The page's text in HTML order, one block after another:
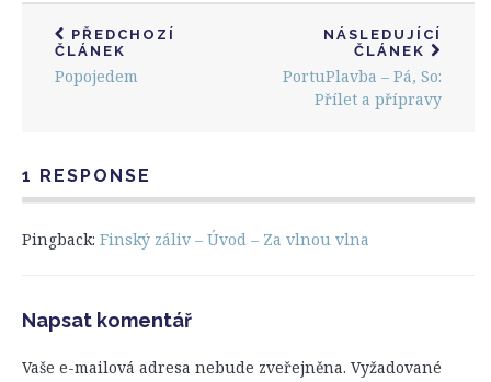
PŘEDCHOZÍ
ČLÁNEK
Popojedem
NÁSLEDUJÍCÍ
ČLÁNEK
PortuPlavba – Pá, So:
Přílet a přípravy
1 RESPONSE
Pingback: Finský záliv – Úvod – Za vlnou vlna
Napsat komentář
Vaše e-mailová adresa nebude zveřejněna. Vyžadované